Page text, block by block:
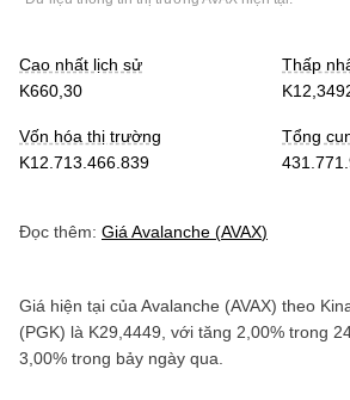
Cao nhất lịch sử
K660,30
Thấp
Vốn hóa thị trường
K12.713.466.839
Tổng
Đọc thêm: Giá Avalanche (AVAX)
Giá hiện tại của Avalanche (AVAX) theo
(PGK) là K29,4449 , với tăng 2,00% trong
3,00% trong bảy ngày qua.